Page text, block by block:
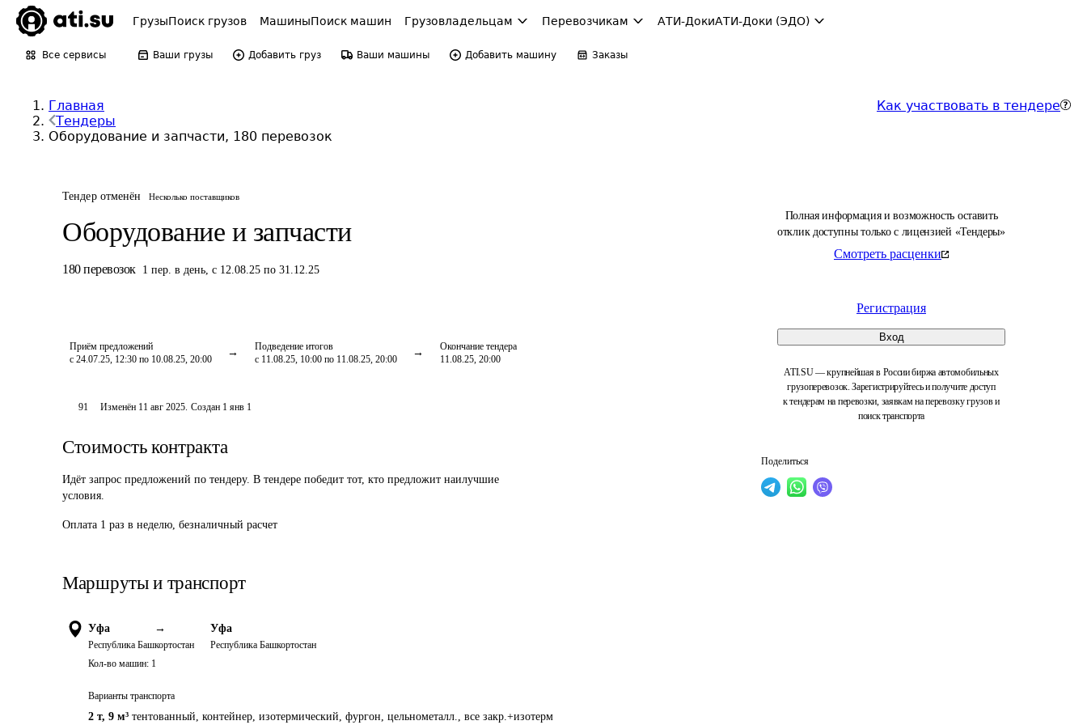
ГрузыПоиск грузов МашиныПоиск машин Грузовладельцам Перевозчикам АТИ-ДокиАТИ-Доки (ЭДО)
Все сервисы Ваши грузы Добавить груз Ваши машины Добавить машину Заказы
Главная
Тендеры
Оборудование и запчасти, 180 перевозок
Как участвовать в тендере
Тендер отменён Несколько поставщиков
Оборудование и запчасти
180 перевозок 1 пер. в день, с 12.08.25 по 31.12.25
Приём предложений
с 24.07.25, 12:30 по 10.08.25, 20:00
Подведение итогов
с 11.08.25, 10:00 по 11.08.25, 20:00
Окончание тендера
11.08.25, 20:00
Полная информация и возможность оставить
отклик доступны только с лицензией «Тендеры»
Смотреть расценки
Регистрация
Вход
ATI.SU — крупнейшая в России биржа автомобильных
грузоперевозок. Зарегистрируйтесь и получите доступ
к тендерам на перевозки, заявкам на перевозку грузов и
поиск транспорта
Поделиться
91 Изменён 11 авг 2025. Создан 1 янв 1
Стоимость контракта
Идёт запрос предложений по тендеру. В тендере победит тот, кто предложит наилучшие
условия.
Оплата 1 раз в неделю, безналичный расчет
Маршруты и транспорт
Уфа →
Республика Башкортостан
Уфа
Республика Башкортостан
Кол-во машин: 1
Варианты транспорта
2 т, 9 м³ тентованный, контейнер, изотермический, фургон, цельнометалл., все закр.+изотерм